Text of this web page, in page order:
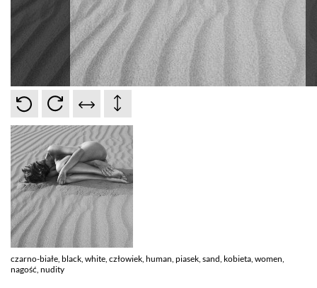
czarno-białe, black, white, człowiek, human, piasek, sand, kobieta, women,
nagość, nudity